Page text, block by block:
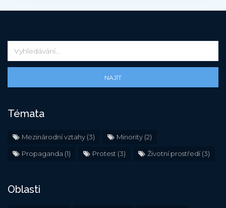
NAJÍT
Témata
Mezinárodní vztahy (3) Minority (2)
Propaganda (1) Protest (3) Životní prostředí(3)
Oblasti